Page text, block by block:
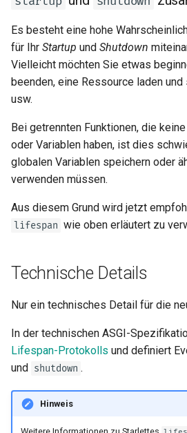
Es besteht eine hohe
für Ihr Startup und Shutdown
Vielleicht möchten Sie etwas
beenden, eine Ressource laden
usw.
Bei getrennten Funktionen, die
oder Variablen haben, ist dies
globalen Variablen speichern oder
verwenden müssen.
Aus diesem Grund wird jetzt
lifespan wie oben erläutert zu
Technische Details
Nur ein technisches Detail für die
In der technischen ASGI-
Lifespan-Protokolls und definiert
und shutdown .
Hinweis